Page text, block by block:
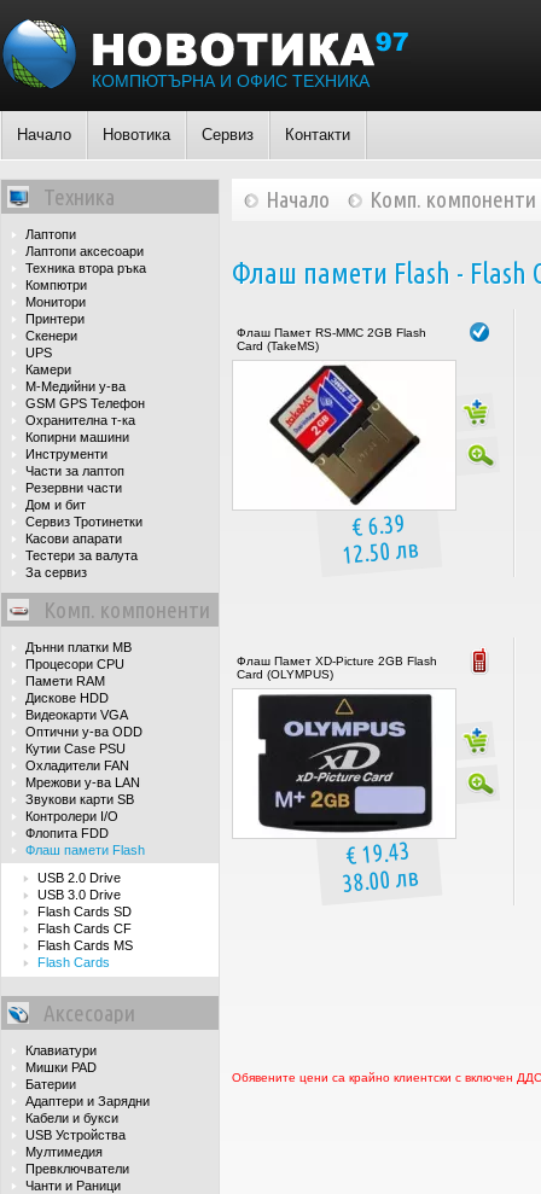
КОМПЮТЪРНА И ОФИС ТЕХНИКА
Начало Новотика Сервиз Контакти
Техника
Лаптопи
Лаптопи аксесоари
Техника втора ръка
Компютри
Монитори
Принтери
Скенери
UPS
Камери
М-Медийни у-ва
GSM GPS Телефон
Охранителна т-ка
Копирни машини
Инструменти
Части за лаптоп
Резервни части
Дом и бит
Сервиз Тротинетки
Касови апарати
Тестери за валута
За сервиз
Комп. компоненти
Дънни платки MB
Процесори CPU
Памети RAM
Дискове HDD
Видеокарти VGA
Оптични у-ва ODD
Кутии Case PSU
Охладители FAN
Мрежови у-ва LAN
Звукови карти SB
Контролери I/O
Флопита FDD
Флаш памети Flash
USB 2.0 Drive
USB 3.0 Drive
Flash Cards SD
Flash Cards CF
Flash Cards MS
Flash Cards
Аксесоари
Клавиатури
Мишки PAD
Батерии
Адаптери и Зарядни
Кабели и букси
USB Устройства
Мултимедия
Превключватели
Чанти и Раници
Начало Комп. компоненти
Флаш памети Flash - Flash
Флаш Памет RS-MMC 2GB Flash
Card (TakeMS)
€ 6.39
12.50 лв
Флаш Памет XD-Picture 2GB Flash
Card (OLYMPUS)
€ 19.43
38.00 лв
Обявените цени са крайно клиентски с включен ДДС